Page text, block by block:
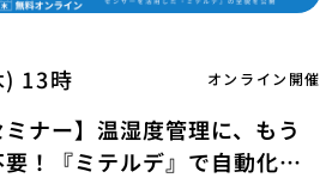
13時 オンライン開催
ミナー】温湿度管理に、もう
！『ミテルデ』で自動化と